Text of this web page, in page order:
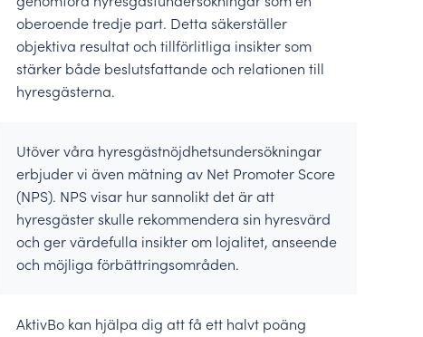
oberoende tredje part. Detta säkerställer
objektiva resultat och tillförlitliga insikter som
stärker både beslutsfattande och relationen till
hyresgästerna.
Utöver våra hyresgästnöjdhetsundersökningar
erbjuder vi även mätning av Net Promoter Score
(NPS). NPS visar hur sannolikt det är att
hyresgäster skulle rekommendera sin hyresvärd
och ger värdefulla insikter om lojalitet, anseende
och möjliga förbättringsområden.
AktivBo kan hjälpa dig att få ett halvt poäng